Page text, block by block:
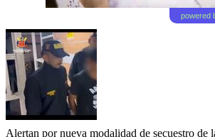
powered
Alertan por nueva modalidad de secuestro de